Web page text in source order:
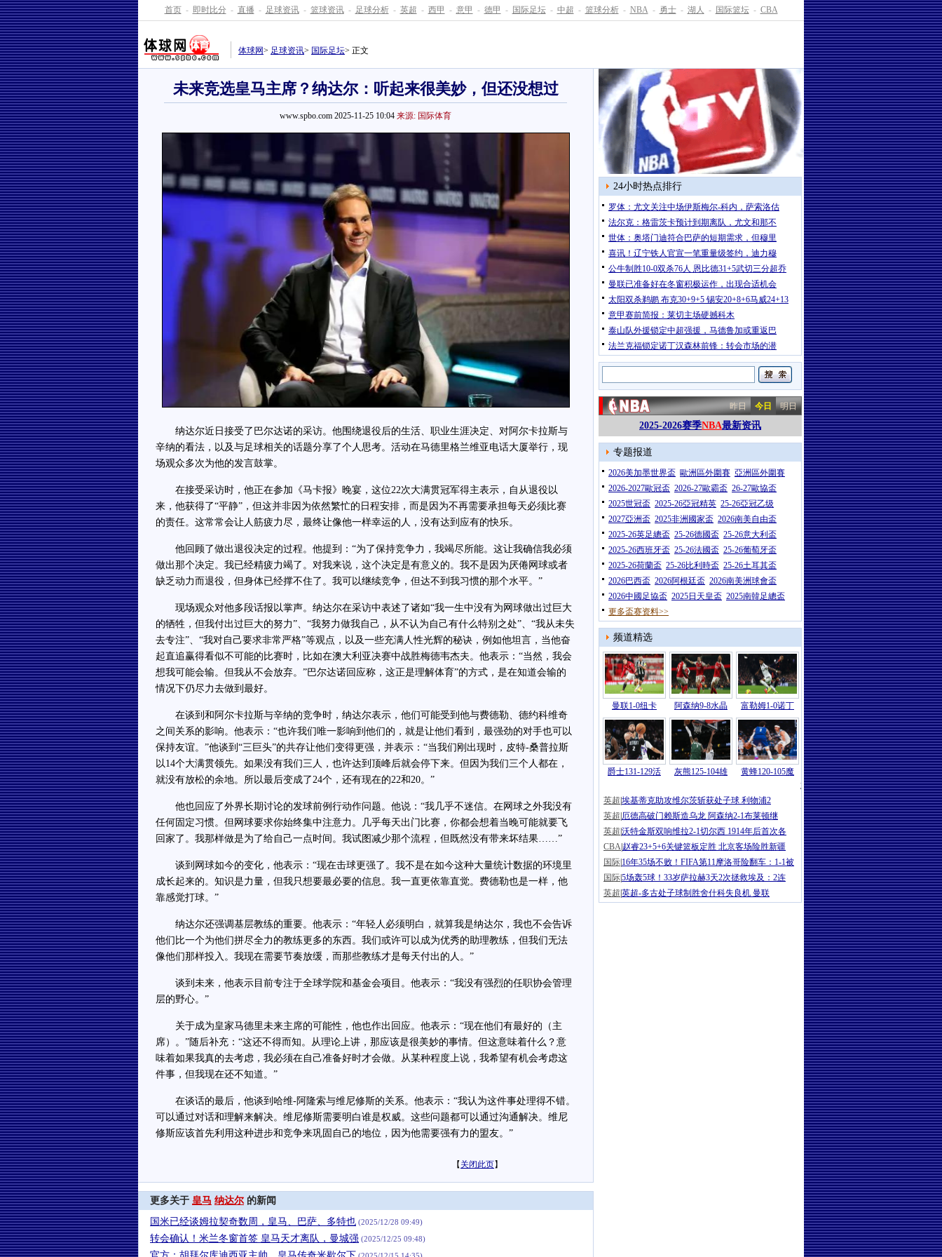
首页 - 即时比分 - 直播 - 足球资讯 - 篮球资讯 - 足球分析 - 英超 - 西甲 - 意甲 - 德甲 - 国际足坛 - 中超 - 篮球分析 - NBA - 勇士 - 湖人 - 国际篮坛 - CBA
体球网> 足球资讯> 国际足坛> 正文
未来竞选皇马主席？纳达尔：听起来很美妙，但还没想过
www.spbo.com 2025-11-25 10:04 来源: 国际体育
纳达尔近日接受了巴尔达诺的采访。他围绕退役后的生活、职业生涯决定、对阿尔卡拉斯与
辛纳的看法，以及与足球相关的话题分享了个人思考。活动在马德里格兰维亚电话大厦举行，现
场观众多次为他的发言鼓掌。
在接受采访时，他正在参加《马卡报》晚宴，这位22次大满贯冠军得主表示，自从退役以
来，他获得了“平静”，但这并非因为依然繁忙的日程安排，而是因为不再需要承担每天必须比赛
的责任。这常常会让人筋疲力尽，最终让像他一样幸运的人，没有达到应有的快乐。
他回顾了做出退役决定的过程。他提到：“为了保持竞争力，我竭尽所能。这让我确信我必须
做出那个决定。我已经精疲力竭了。对我来说，这个决定是有意义的。我不是因为厌倦网球或者
缺乏动力而退役，但身体已经撑不住了。我可以继续竞争，但达不到我习惯的那个水平。”
现场观众对他多段话报以掌声。纳达尔在采访中表述了诸如“我一生中没有为网球做出过巨大​​
的牺牲，但我付出过巨大的努力”、“我努力做我自己，从不认为自己有什么特别之处”、“我从未失
去专注”、“我对自己要求非常严格”等观点，以及一些充满人性光辉的秘诀，例如他坦言，当他奋
起直追赢得看似不可能的比赛时，比如在澳大利亚决赛中战胜梅德韦杰夫。他表示：“当然，我会
想我可能会输。但我从不会放弃。”巴尔达诺回应称，这正是理解体育”的方式，是在知道会输的
情况下仍尽力去做到最好。
在谈到和阿尔卡拉斯与辛纳的竞争时，纳达尔表示，他们可能受到他与费德勒、德约科维奇
之间关系的影响。他表示：“也许我们唯一影响到他们的，就是让他们看到，最强劲的对手也可以
保持友谊。”他谈到“三巨头”的共存让他们变得更强，并表示：“当我们刚出现时，皮特-桑普拉斯
以14个大满贯领先。如果没有我们三人，也许达到顶峰后就会停下来。但因为我们三个人都在，
就没有放松的余地。所以最后变成了24个，还有现在的22和20。”
他也回应了外界长期讨论的发球前例行动作问题。他说：“我几乎不迷信。在网球之外我没有
任何固定习惯。但网球要求你始终集中注意力。几乎每天出门比赛，你都会想着当晚可能就要飞
回家了。我那样做是为了给自己一点时间。我试图减少那个流程，但既然没有带来坏结果……”
谈到网球如今的变化，他表示：“现在击球更强了。我不是在如今这种大量统计数据的环境里
成长起来的。知识是力量，但我只想要最必要的信息。我一直更依靠直觉。费德勒也是一样，他
靠感觉打球。”
纳达尔还强调基层教练的重要。他表示：“年轻人必须明白，就算我是纳达尔，我也不会告诉
他们比一个为他们拼尽全力的教练更多的东西。我们或许可以成为优秀的助理教练，但我们无法
像他们那样投入。我现在需要节奏放缓，而那些教练才是每天付出的人。”
谈到未来，他表示目前专注于全球学院和基金会项目。他表示：“我没有强烈的任职协会管理
层的野心。”
关于成为皇家马德里未来主席的可能性，他也作出回应。他表示：“现在他们有最好的（主
席）。”随后补充：“这还不得而知。从理论上讲，那应该是很美妙的事情。但这意味着什么？意
味着如果我真的去考虑，我必须在自己准备好时才会做。从某种程度上说，我希望有机会考虑这
件事，但我现在还不知道。”
在谈话的最后，他谈到哈维-阿隆索与维尼修斯的关系。他表示：“我认为这件事处理得不错。
可以通过对话和理解来解决。维尼修斯需要明白谁是权威。这些问题都可以通过沟通解决。维尼
修斯应该首先利用这种进步和竞争来巩固自己的地位，因为他需要强有力的盟友。”
【 关闭此页】
更多关于 皇马 纳达尔的新闻
国米已经谈姆拉契奇数周，皇马、巴萨、多特也 (2025/12/28 09:49)
转会确认！米兰冬窗首签 皇马天才离队，曼城强 (2025/12/25 09:48)
24小时热点排行
罗体：尤文关注中场伊斯梅尔-科内，萨索洛估
法尔克：格雷茨卡预计到期离队，尤文和那不
世体：奥塔门迪符合巴萨的短期需求，但穆里
喜讯！辽宁铁人官宣一笔重量级签约，迪力穆
公牛制胜10-0双杀76人 恩比德31+5武切三分超乔
曼联已准备好在冬窗积极运作，出现合适机会
太阳双杀鹈鹕 布克30+9+5 锡安20+8+6马威24+13
意甲赛前简报：莱切主场硬撼科木
泰山队外援锁定中超强援，马德鲁加或重返巴
法兰克福锁定诺丁汉森林前锋：转会市场的潜
昨日 今日 明日
2025-2026赛季NBA最新资讯
专题报道
2026美加墨世界盃 歐洲區外圍賽 亞洲區外圍賽
2026-2027歐冠盃 2026-27歐霸盃 26-27歐協盃
2025世冠盃 2025-26亞冠精英 25-26亞冠乙级
2027亞洲盃 2025非洲國家盃 2026南美自由盃
2025-26英足總盃 25-26德國盃 25-26意大利盃
2025-26西班牙盃 25-26法國盃 25-26葡萄牙盃
2025-26荷蘭盃 25-26比利時盃 25-26土耳其盃
2026巴西盃 2026阿根廷盃 2026南美洲球會盃
2026中國足協盃 2025日天皇盃 2025南韓足總盃
更多盃赛资料>>
频道精选
曼联1-0纽卡 阿森纳9-8水晶 富勒姆1-0诺丁
爵士131-129活 灰熊125-104雄
黄蜂120-105魔
意甲|卡卢卢破门伊尔迪兹建功 尤文2-
英超 埃基蒂克助攻维尔茨斩获处子球 利物浦2
英超 厄德高破门赖斯造乌龙 阿森纳2-1布莱顿继
英超 沃特金斯双响维拉2-1切尔西 1914年后首次各
CBA 赵睿23+5+6关键篮板定胜 北京客场险胜新疆
国际 16年35场不败！FIFA第11摩洛哥险翻车：1-1被
国际5场轰5球！33岁萨拉赫3天2次拯救埃及：2连
英超 英超-多古处子球制胜舍什科失良机 曼联